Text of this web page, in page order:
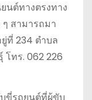
นต์ทางตรงทาง
ๆ สามารถมา
ที่ 234 ตำบล
โทร. 062 226